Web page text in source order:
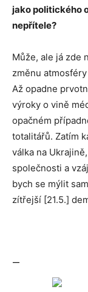
jako politického
nepřítele?
Může, ale já zde
změnu
Až opadne
výroky o vině
opačném
totalitářů. Zatím
válka na
společnosti a
bych se mýlit
zítřejší [21.5.]
—